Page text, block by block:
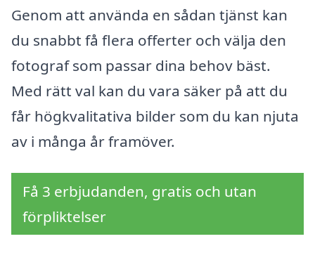
Genom att använda en sådan tjänst kan
du snabbt få flera offerter och välja den
fotograf som passar dina behov bäst.
Med rätt val kan du vara säker på att du
får högkvalitativa bilder som du kan njuta
av i många år framöver.
Få 3 erbjudanden, gratis och utan
förpliktelser